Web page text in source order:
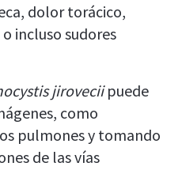
dolor torácico,
incluso sudores
jiroveciipuede
como
pulmones y tomando
de las vías